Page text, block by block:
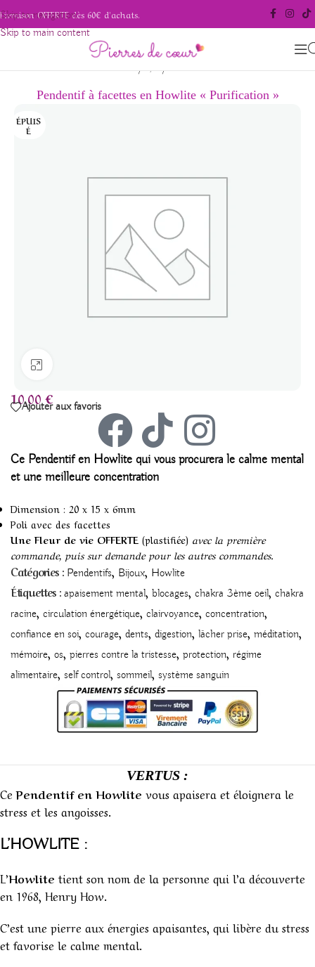
Skip to navigation
Skip to main content
Livraison OFFERTE dès 60€ d'achats.
Accueil/Bijoux/Pendentifs
Pendentif à facettes en Howlite « Purification »
ÉPUIS
É
10,00€
Ajouter aux favoris
Ce Pendentif en Howlite qui vous procurera le calme mental
et une meilleure concentration
Dimension : 20 x 15 x 6mm
Poli avec des facettes
Une Fleur de vie OFFERTE (plastifiée) avec la première
commande, puis sur demande pour les autres commandes.
Catégories : Pendentifs, Bijoux, Howlite
Étiquettes : apaisement mental, blocages, chakra 3ème oeil, chakra
racine, circulation énergétique, clairvoyance, concentration,
confiance en soi, courage, dents, digestion, lâcher prise, méditation,
mémoire, os, pierres contre la tristesse, protection, régime
alimentaire, self control, sommeil, système sanguin
VERTUS :
CePendentif en Howlite vous apaisera et éloignera le
stress et les angoisses.
L’HOWLITE :
L’Howlite tient son nom de la personne qui l’a découverte
en 1968, Henry How.
C’est une pierre aux énergies apaisantes, qui libère du stress
et favorise le calme mental.